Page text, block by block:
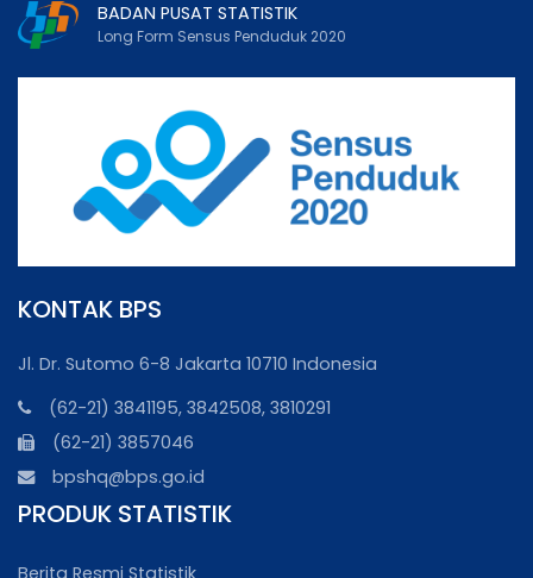
BADAN PUSAT STATISTIK
Long Form Sensus Penduduk 2020
KONTAK BPS
Jl. Dr. Sutomo 6-8 Jakarta 10710 Indonesia
(62-21) 3841195, 3842508, 3810291
(62-21) 3857046
bpshq@bps.go.id
PRODUK STATISTIK
Berita Resmi Statistik